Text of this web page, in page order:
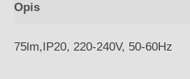
Opis
75lm,IP20, 220-240V, 50-60Hz